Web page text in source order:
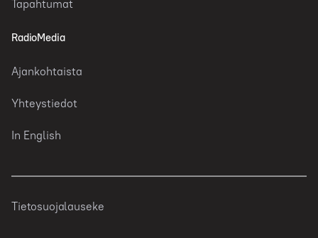
Tapahtumat
RadioMedia
Ajankohtaista
Yhteystiedot
In English
Tietosuojalauseke